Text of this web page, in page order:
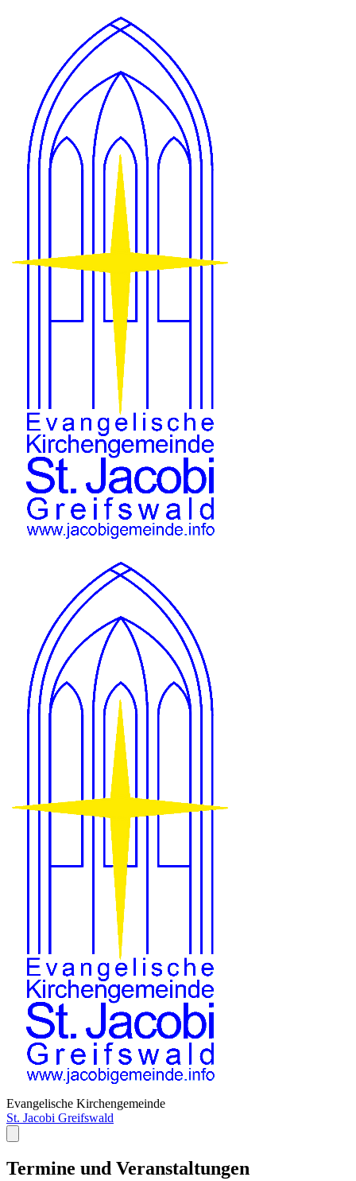
Evangelische Kirchengemeinde
St. Jacobi Greifswald
Termine und Veranstaltungen